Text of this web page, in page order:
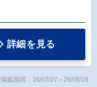
詳細を見る
掲載期間：26/07/27～26/08/19